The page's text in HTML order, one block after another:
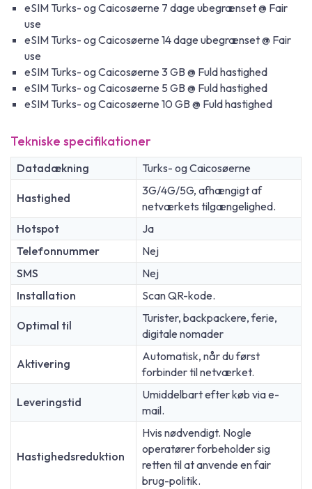
eSIM Turks- og Caicosøerne 7 dage ubegrænset @ Fair
use
eSIM Turks- og Caicosøerne 14 dage ubegrænset @ Fair
use
eSIM Turks- og Caicosøerne 3 GB @ Fuld hastighed
eSIM Turks- og Caicosøerne 5 GB @ Fuld hastighed
eSIM Turks- og Caicosøerne 10 GB @ Fuld hastighed
Tekniske specifikationer
Datadækning Turks- og Caicosøerne
Hastighed
3G/4G/5G, afhængigt af
netværkets tilgængelighed.
Hotspot
Ja
Telefonnummer
Nej
SMS
Nej
Installation
Scan QR-kode.
Optimal til
Turister, backpackere, ferie,
digitale nomader
Aktivering
Automatisk, når du først
forbinder til netværket.
Leveringstid
Umiddelbart efter køb via e-
mail.
Hastighedsreduktion
Hvis nødvendigt. Nogle
operatører forbeholder sig
retten til at anvende en fair
brug-politik.